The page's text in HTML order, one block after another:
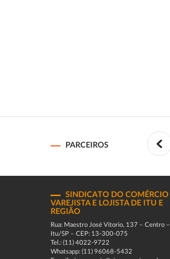
PARCEIROS
SINDICATO DO COMÉRCIO
VAREJISTA E LOJISTA DE ITU E
REGIÃO
Rua: Maestro José Vitorio, 137 – Centro –
Itu/SP – CEP: 13-300-075
Tel.: (11) 4022-9722
Whatsapp: (11) 96068-5432